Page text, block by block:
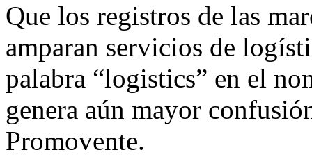
Que los registros de las
amparan servicios de
palabra “logistics” en el
genera aún mayor
Promovente.